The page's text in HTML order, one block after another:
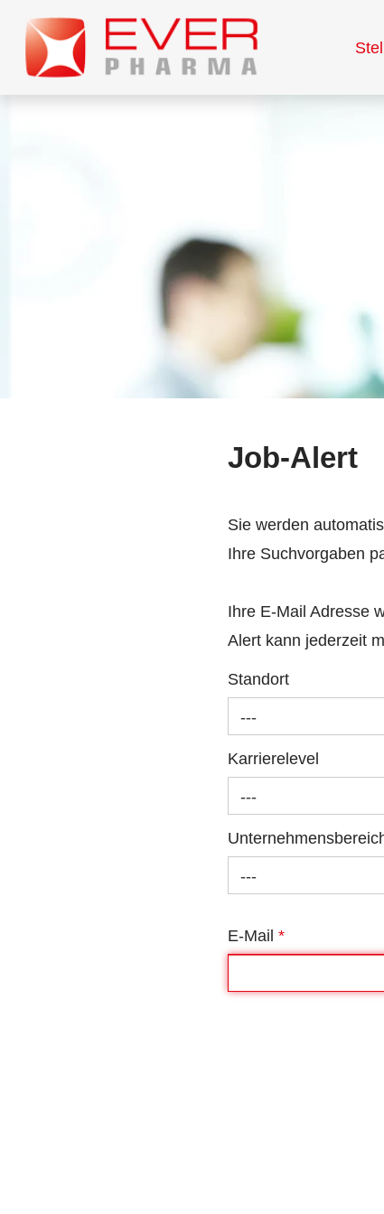
Job-Alert
Sie werden
Ihre Suchvorgaben
Ihre E-Mail Adresse
Alert kann jederzeit
Standort
---
Karrierelevel
---
---
E-Mail *